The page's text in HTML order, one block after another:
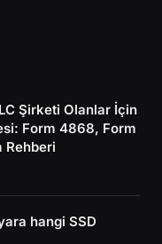
Şirketi Olanlar İçin
Form 4868, Form
Rehberi
hangi SSD